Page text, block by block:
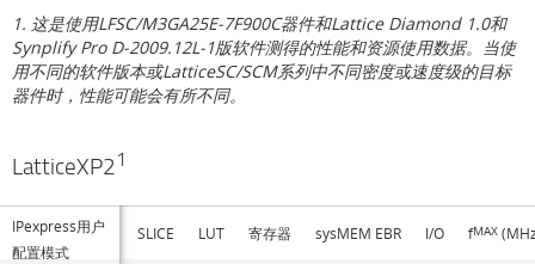
1. 这是使用LFSC/M3GA25E-7F900C器件和Lattice Diamond 1.0和
Synplify Pro D-2009.12L-1版软件测得的性能和资源使用数据。当使
用不同的软件版本或LatticeSC/SCM系列中不同密度或速度级的目标
器件时，性能可能会有所不同。
LatticeXP21
IPexpress用户
配置模式
SLICE LUT 寄存器 sysMEM EBR I/O fMAX